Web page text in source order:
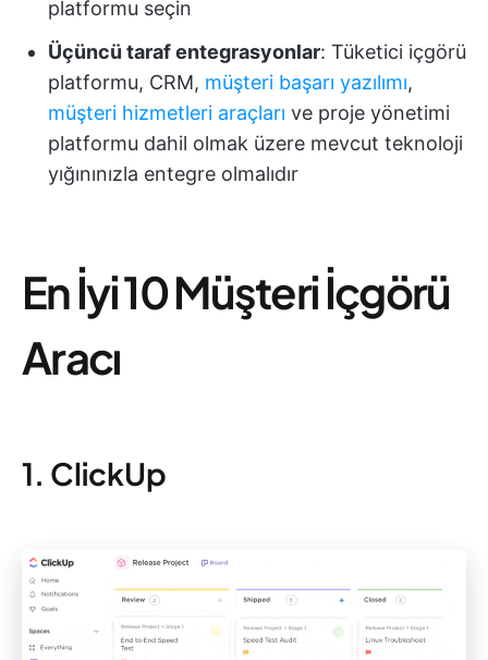
platformu seçin
Üçüncü taraf entegrasyonlar: Tüketici içgörü
platformu, CRM, müşteri başarı yazılımı,
müşteri hizmetleri araçları ve proje yönetimi
platformu dahil olmak üzere mevcut teknoloji
yığınınızla entegre olmalıdır
En İyi 10 Müşteri İçgörü
Aracı
1. ClickUp